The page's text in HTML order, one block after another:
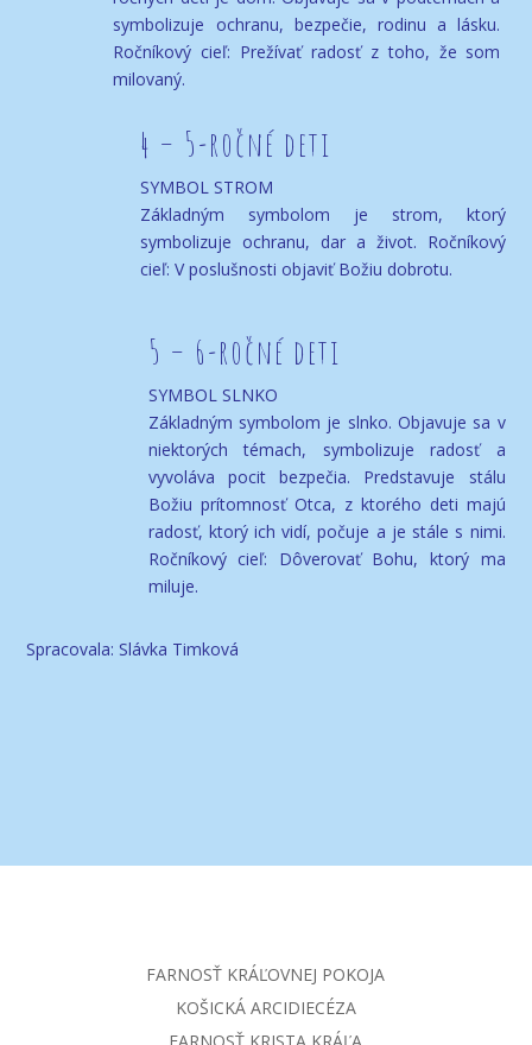
symbolizuje ochranu, bezpečie, rodinu a lásku.
Ročníkový cieľ: Prežívať radosť z toho, že som
milovaný.
4 – 5-ročné deti
SYMBOL STROM
Základným symbolom je strom, ktorý
symbolizuje ochranu, dar a život. Ročníkový
cieľ: V poslušnosti objaviť Božiu dobrotu.
5 – 6-ročné deti
SYMBOL SLNKO
Základným symbolom je slnko. Objavuje sa v
niektorých témach, symbolizuje radosť a
vyvoláva pocit bezpečia. Predstavuje stálu
Božiu prítomnosť Otca, z ktorého deti majú
radosť, ktorý ich vidí, počuje a je stále s nimi.
Ročníkový cieľ: Dôverovať Bohu, ktorý ma
miluje.
Spracovala: Slávka Timková
FARNOSŤ KRÁĽOVNEJ POKOJA
KOŠICKÁ ARCIDIECÉZA